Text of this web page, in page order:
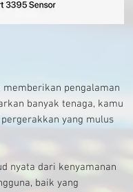
pengalaman
banyak tenaga, kamu
yang mulus
nyata dari kenyamanan
baik yang